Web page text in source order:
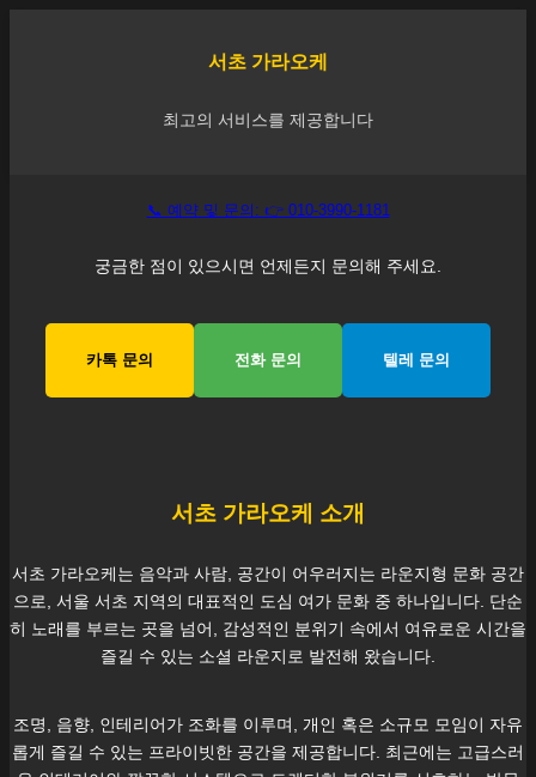
서초 가라오케
최고의 서비스를 제공합니다
📞 예약 및 문의: 👉 010-3990-1181
궁금한 점이 있으시면 언제든지 문의해 주세요.
카톡 문의 전화 문의 텔레 문의
서초 가라오케 소개
서초 가라오케는 음악과 사람, 공간이 어우러지는 라운지형 문화 공간
으로, 서울 서초 지역의 대표적인 도심 여가 문화 중 하나입니다. 단순
히 노래를 부르는 곳을 넘어, 감성적인 분위기 속에서 여유로운 시간을
즐길 수 있는 소셜 라운지로 발전해 왔습니다.
조명, 음향, 인테리어가 조화를 이루며, 개인 혹은 소규모 모임이 자유
롭게 즐길 수 있는 프라이빗한 공간을 제공합니다. 최근에는 고급스러